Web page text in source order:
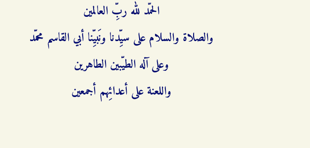
الحمّد لله ربِّ العالمين
والصلاة والسلام على سيِّدنا ونَبيِّنا أبي القاسم محمّد
وعلى آله الطيّبين الطاهرين
واللعنة على أعدائِهم أجمعين